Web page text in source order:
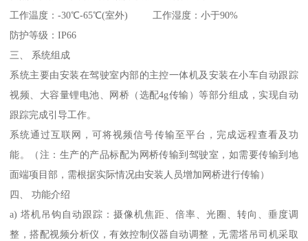
工作温度：-30℃-65℃(室外) 工作湿度：小于90%
防护等级：IP66
三、 系统组成
系统主要由安装在驾驶室内部的主控一体机及安装在小车自动跟踪
视频、大容量锂电池、网桥（选配4g传输）等部分组成，实现自动
跟踪完成引导工作。
系统通过互联网，可将视频信号传输至平台，完成远程查看及功
能。（注：生产的产品标配为网桥传输到驾驶室，如需要传输到地
面端项目部，需根据实际情况由安装人员增加网桥进行传输）
四、 功能介绍
a) 塔机吊钩自动跟踪：摄像机焦距、倍率、光圈、转向、垂度调
整，搭配视频分析仪，有效控制仪器自动调整，无需塔吊司机采取